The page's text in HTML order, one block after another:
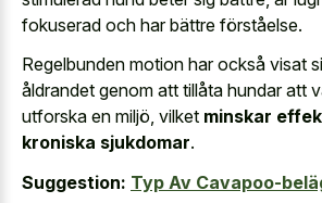
fokuserad och har bättre förståelse.
Regelbunden motion har också visat
åldrandet genom att tillåta hundar att
utforska en miljö, vilket minskar
kroniska sjukdomar.
Suggestion: Typ Av Cavapoo-